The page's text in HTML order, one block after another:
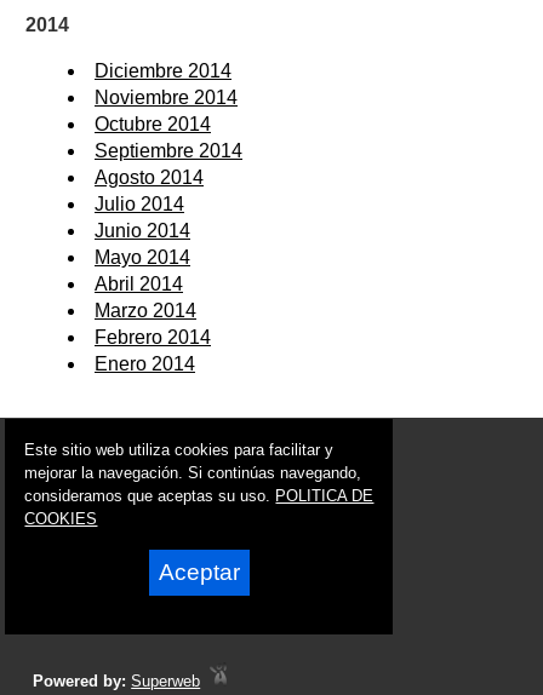
2014
Diciembre 2014
Noviembre 2014
Octubre 2014
Septiembre 2014
Agosto 2014
Julio 2014
Junio 2014
Mayo 2014
Abril 2014
Marzo 2014
Febrero 2014
Enero 2014
© 2006 - 2026 Portal de Pliego Noticias
info@portaldepliego.es
Síguenos en:
Powered by:Superweb
Este sitio web utiliza cookies para facilitar y
mejorar la navegación. Si continúas navegando,
consideramos que aceptas su uso. POLITICA DE
COOKIES
Aceptar